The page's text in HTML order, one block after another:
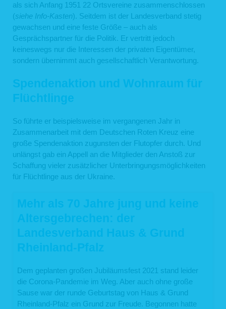
als sich Anfang 1951 22 Ortsvereine zusammenschlossen
(siehe Info-Kasten). Seitdem ist der Landesverband stetig
gewachsen und eine feste Größe – auch als
Gesprächspartner für die Politik. Er vertritt jedoch
keineswegs nur die Interessen der privaten Eigentümer,
sondern übernimmt auch gesellschaftlich Verantwortung.
Spendenaktion und Wohnraum für
Flüchtlinge
So führte er beispielsweise im vergangenen Jahr in
Zusammenarbeit mit dem Deutschen Roten Kreuz eine
große Spendenaktion zugunsten der Flutopfer durch. Und
unlängst gab ein Appell an die Mitglieder den Anstoß zur
Schaffung vieler zusätzlicher Unterbringungsmöglichkeiten
für Flüchtlinge aus der Ukraine.
Mehr als 70 Jahre jung und keine
Altersgebrechen: der
Landesverband Haus & Grund
Rheinland-Pfalz
Dem geplanten großen Jubiläumsfest 2021 stand leider
die Corona-Pandemie im Weg. Aber auch ohne große
Sause war der runde Geburtstag von Haus & Grund
Rheinland-Pfalz ein Grund zur Freude. Begonnen hatte